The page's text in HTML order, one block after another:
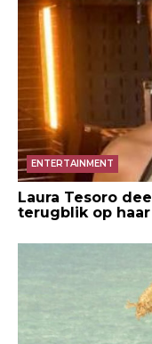
ENTERTAINMENT
Laura Tesoro
terugblik op